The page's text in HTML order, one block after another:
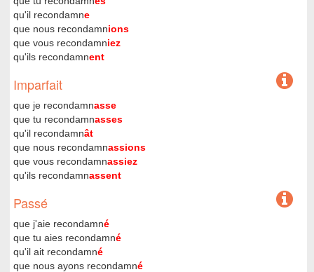
qu'il recondamne
que nous recondamnions
que vous recondamniez
qu'ils recondamnent
Imparfait
que je recondamnasse
que tu recondamnasses
qu'il recondamnât
que nous recondamnassions
que vous recondamnassiez
qu'ils recondamnassent
Passé
que j'aie recondamné
que tu aies recondamné
qu'il ait recondamné
que nous ayons recondamné